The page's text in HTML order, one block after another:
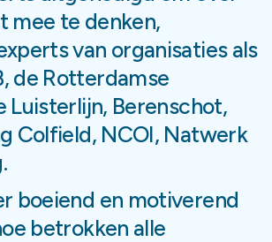
mee te denken,
van organisaties als
de Rotterdamse
Luisterlijn, Berenschot,
Colfield, NCOI, Natwerk
boeiend en motiverend
betrokken alle